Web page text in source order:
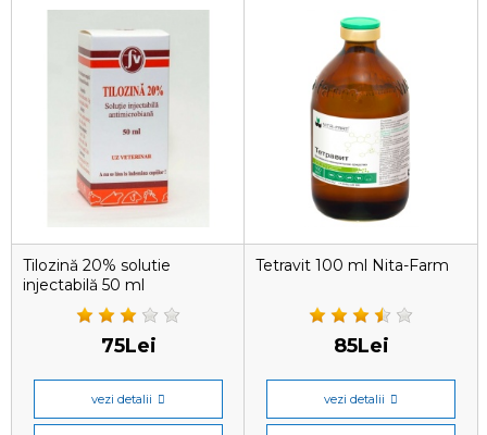
Tilozină 20% solutie
injectabilă 50 ml
75Lei
vezi detalii
Tetravit 100 ml Nita-Farm
85Lei
vezi detalii